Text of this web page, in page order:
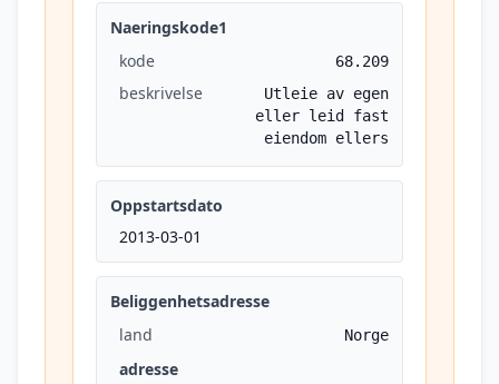
Naeringskode1
kode
68.209
beskrivelse
Utleie av egen
eller leid fast
eiendom ellers
Oppstartsdato
2013-03-01
Beliggenhetsadresse
land
Norge
adresse